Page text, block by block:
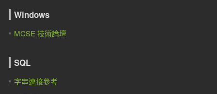
Windows
MCSE 技術論壇
SQL
字串連接參考